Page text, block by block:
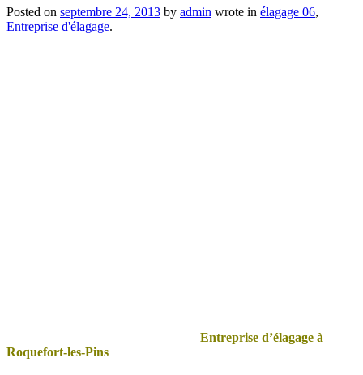
Posted on septembre 24, 2013 by admin wrote in élagage 06,
Entreprise d'élagage.
Entreprise d’élagage à
Roquefort-les-Pins